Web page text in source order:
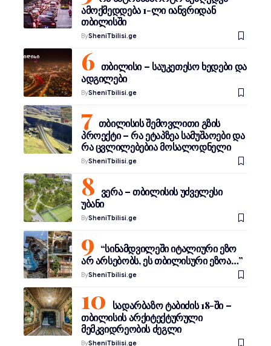
ამოქმედდება 1-ლი იანვრიდან
თბილისში
BySheniTbilisi.ge
თბილისი – საუკეთესო ხედები და
ადგილები
BySheniTbilisi.ge
თბილისის შემოვლითი გზის
პროექტი – რა ეტაპზეა სამუშაოები და
რა ცვლილებებია მოსალოდნელი
BySheniTbilisi.ge
ვერა – თბილისის უძველესი
უბანი
BySheniTbilisi.ge
“სინამდვილეში იტალიური ეზო
არ არსებობს, ეს თბილისური ეზოა…”
BySheniTbilisi.ge
სადარბაზო ტაბიძის 18-ში –
თბილისის არქიტექტურული
მემკვიდრეობის ძეგლი
BySheniTbilisi.ge